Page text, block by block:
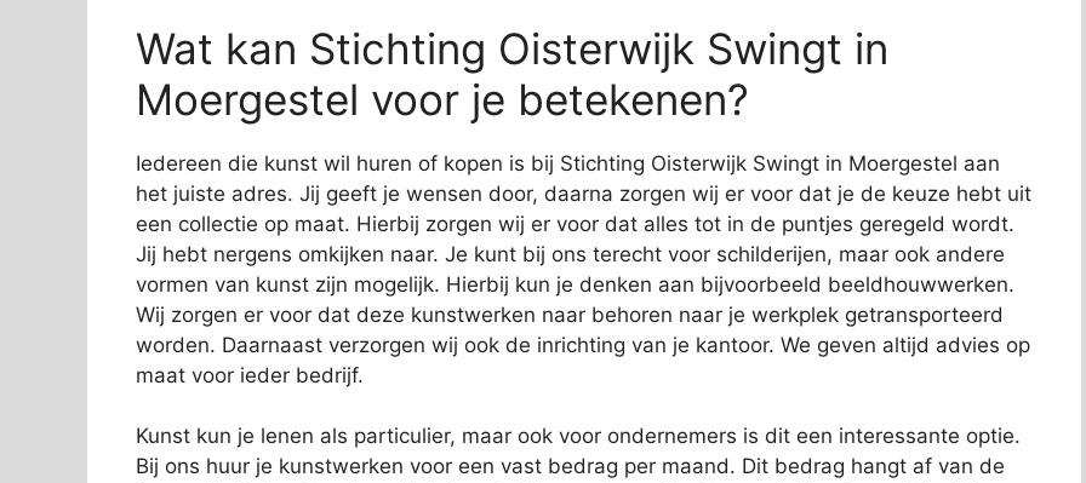
Wat kan Stichting Oisterwijk Swingt in
Moergestel voor je betekenen?
Iedereen die kunst wil huren of kopen is bij Stichting Oisterwijk Swingt in Moergestel aan
het juiste adres. Jij geeft je wensen door, daarna zorgen wij er voor dat je de keuze hebt uit
een collectie op maat. Hierbij zorgen wij er voor dat alles tot in de puntjes geregeld wordt.
Jij hebt nergens omkijken naar. Je kunt bij ons terecht voor schilderijen, maar ook andere
vormen van kunst zijn mogelijk. Hierbij kun je denken aan bijvoorbeeld beeldhouwwerken.
Wij zorgen er voor dat deze kunstwerken naar behoren naar je werkplek getransporteerd
worden. Daarnaast verzorgen wij ook de inrichting van je kantoor. We geven altijd advies op
maat voor ieder bedrijf.
Kunst kun je lenen als particulier, maar ook voor ondernemers is dit een interessante optie.
Bij ons huur je kunstwerken voor een vast bedrag per maand. Dit bedrag hangt af van de